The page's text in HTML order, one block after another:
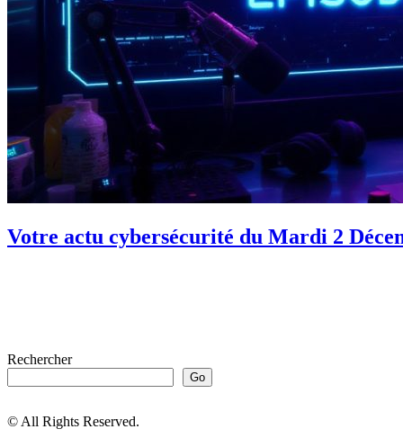
Votre actu cybersécurité du Mardi 2
Rechercher
Go
© All Rights Reserved.